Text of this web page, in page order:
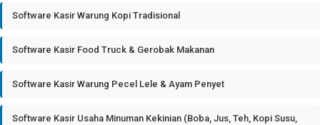
Software Kasir Warung Kopi Tradisional
Software Kasir Food Truck & Gerobak Makanan
Software Kasir Warung Pecel Lele & Ayam Penyet
Software Kasir Usaha Minuman Kekinian (Boba, Jus, Teh, Kopi Susu,